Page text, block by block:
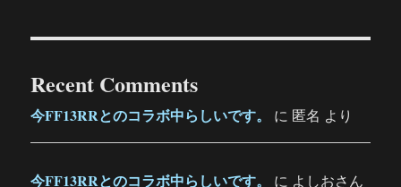
Recent Comments
今FF13RRとのコラボ中らしいです。 に 匿名 より
今FF13RRとのコラボ中らしいです。 に よしおさん